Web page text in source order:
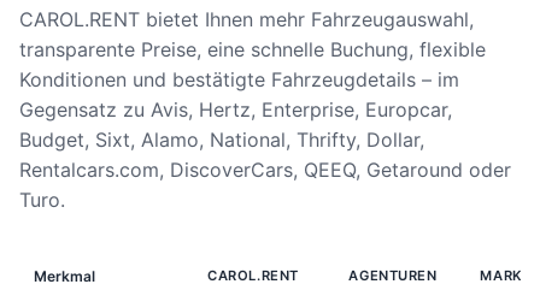
CAROL.RENT bietet Ihnen mehr Fahrzeugauswahl,
transparente Preise, eine schnelle Buchung, flexible
Konditionen und bestätigte Fahrzeugdetails – im
Gegensatz zu Avis, Hertz, Enterprise, Europcar,
Budget, Sixt, Alamo, National, Thrifty, Dollar,
Rentalcars.com, DiscoverCars, QEEQ, Getaround oder
Turo.
Merkmal CAROL.RENT AGENTUREN